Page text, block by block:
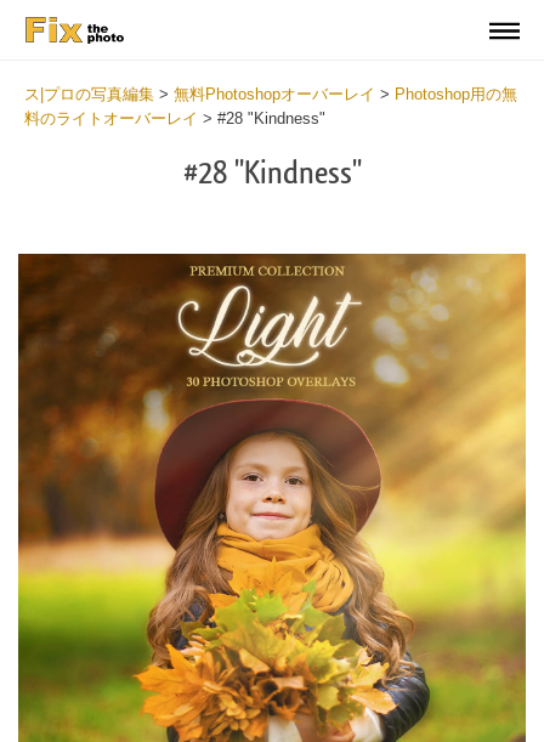
ス|プロの写真編集 > 無料Photoshopオーバーレイ > Photoshop用の無
料のライトオーバーレイ > #28 "Kindness"
#28 "Kindness"
選んでください
Free Light Overlay #28
Small 800*533px
Light Overlays